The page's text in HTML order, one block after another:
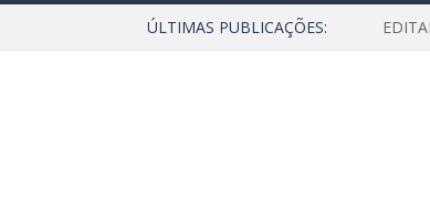
ÚLTIMAS PUBLICAÇÕES: